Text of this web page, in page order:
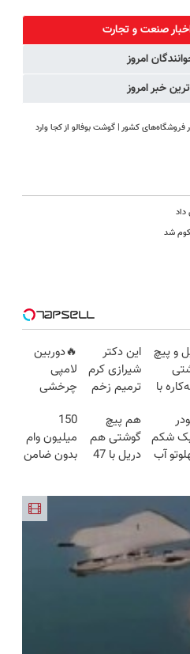
صنعت و تجارت
امروز
خبر امروز
کشور | گوشت بوفالو از کجا وارد
و پیچ
با
⚙️
بازار
این دکتر
شیرازی کرم
ترمیم زخم
ساخت!!!
🔥دوربین
لامپی
چرخشی
🔥 پرداخت
درب منزل
+ گارانتی
شکم
آب
هم پیچ
گوشتی هم
دریل با 47
بخرش!🔥
150
میلیون وام
بدون ضامن